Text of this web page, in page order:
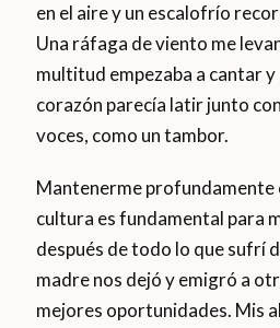
en el aire y un escalofrío
Una ráfaga de viento me
multitud empezaba a cantar
corazón parecía latir junto
voces, como un tambor.
Mantenerme profundamente
cultura es fundamental para
después de todo lo que sufrí
madre nos dejó y emigró a
mejores oportunidades. Mis